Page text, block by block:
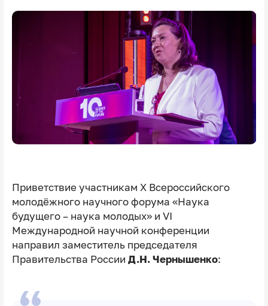
Приветствие участникам X Всероссийского
молодёжного научного форума «Наука
будущего – наука молодых» и VI
Международной научной конференции
направил заместитель председателя
Правительства России Д.Н. Чернышенко: